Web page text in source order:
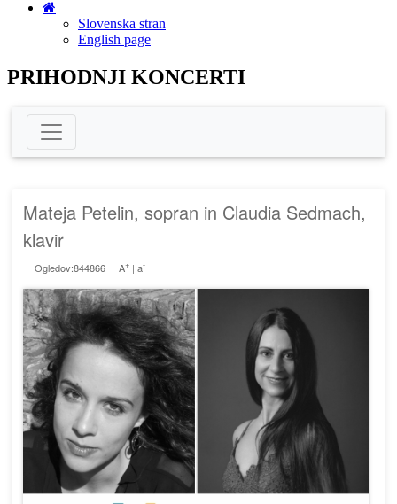
Slovenska stran
English page
PRIHODNJI KONCERTI
Mateja Petelin, sopran in Claudia Sedmach,
klavir
Ogledov:844866 A+| a-